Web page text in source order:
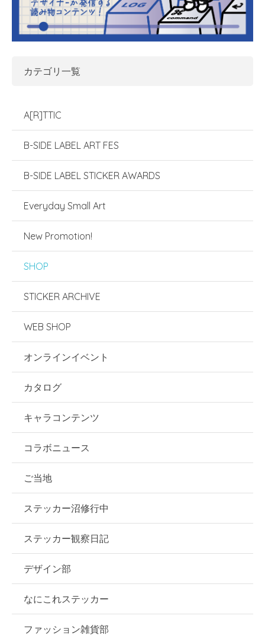
カテゴリ一覧
A[R]TTIC
B-SIDE LABEL ART FES
B-SIDE LABEL STICKER AWARDS
Everyday Small Art
New Promotion!
SHOP
STICKER ARCHIVE
WEB SHOP
オンラインイベント
カタログ
キャラコンテンツ
コラボニュース
ご当地
ステッカー沼修行中
ステッカー観察日記
デザイン部
なにこれステッカー
ファッション雑貨部